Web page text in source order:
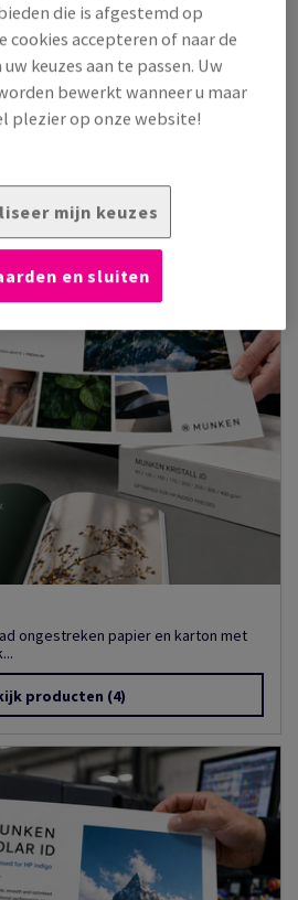
van Image Indigo geeft de HP
een ...
producten(10)
ongestreken papier en karton met
producten (4)
die is afgestemd op
cookies accepteren of naar de
keuzes aan te passen. Uw
bewerkt wanneer u maar
plezier op onze website!
mijn keuzes
en sluiten